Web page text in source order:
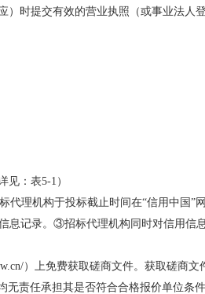
）时提交有效的营业执照（或事业法人
见： 表5-1 ）
代理机构于投标截止时间在“信用中国”
息记录。③招标代理机构同时对信用信
）上免费获取磋商文件。获取磋商
责任承担其是否符合合格报价单位条